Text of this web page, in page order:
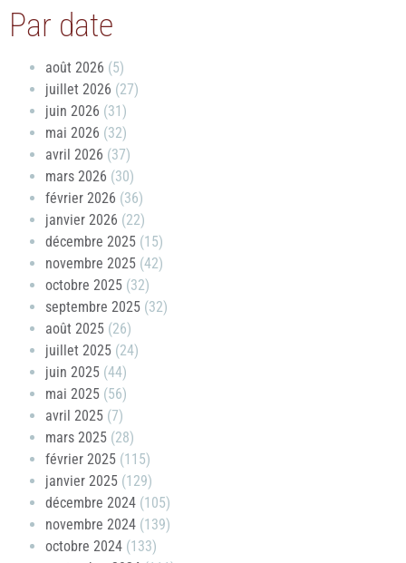
Par date
août 2026 (5)
juillet 2026 (27)
juin 2026 (31)
mai 2026 (32)
avril 2026 (37)
mars 2026 (30)
février 2026 (36)
janvier 2026 (22)
décembre 2025 (15)
novembre 2025 (42)
octobre 2025 (32)
septembre 2025 (32)
août 2025 (26)
juillet 2025 (24)
juin 2025 (44)
mai 2025 (56)
avril 2025 (7)
mars 2025 (28)
février 2025 (115)
janvier 2025 (129)
décembre 2024 (105)
novembre 2024 (139)
octobre 2024 (133)